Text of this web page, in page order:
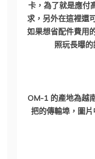
卡，為了就是應付
求，另外在這裡還
如果想省配件費用
照玩長曝的
OM-1 的產地為越
把的傳輸埠，圖